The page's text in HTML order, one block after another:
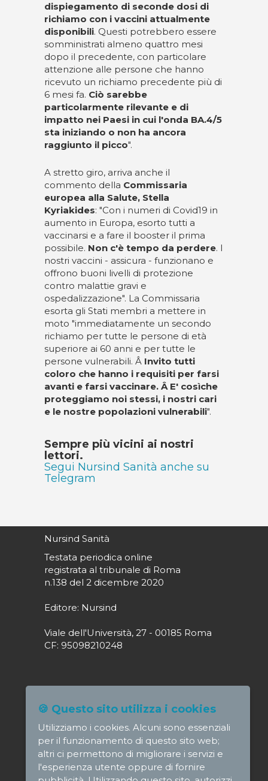
dispiegamento di seconde dosi di
richiamo con i vaccini attualmente
disponibili. Questi potrebbero essere
somministrati almeno quattro mesi
dopo il precedente, con particolare
attenzione alle persone che hanno
ricevuto un richiamo precedente più di
6 mesi fa. Ciò sarebbe
particolarmente rilevante e di
impatto nei Paesi in cui l'onda BA.4/5
sta iniziando o non ha ancora
raggiunto il picco".
A stretto giro, arriva anche il
commento della Commissaria
europea alla Salute, Stella
Kyriakides: "Con i numeri di Covid19 in
aumento in Europa, esorto tutti a
vaccinarsi e a fare il booster il prima
possibile. Non c'è tempo da perdere. I
nostri vaccini - assicura - funzionano e
offrono buoni livelli di protezione
contro malattie gravi e
ospedalizzazione". La Commissaria
esorta gli Stati membri a mettere in
moto "immediatamente un secondo
richiamo per tutte le persone di età
superiore ai 60 anni e per tutte le
persone vulnerabili. Â Invito tutti
coloro che hanno i requisiti per farsi
avanti e farsi vaccinare. Â E' cosìche
proteggiamo noi stessi, i nostri cari
e le nostre popolazioni vulnerabili".
Sempre più vicini ai nostri
lettori.
Segui Nursind Sanità anche su
Telegram
Nursind Sanità
Testata periodica online
registrata al tribunale di Roma
n.138 del 2 dicembre 2020
Editore: Nursind
Viale dell'Università, 27 - 00185 Roma
CF: 95098210248
Direttore responsabile: Paola Alagia
direttore@nursindsanita.it
Redazione: redazione@nursindsanita.it
🍪 Questo sito utilizza i cookies
Utilizziamo i cookies. Alcuni sono essenziali
per il funzionamento di questo sito web;
altri ci permettono di migliorare i servizi e
l'esperienza utente oppure di fornire